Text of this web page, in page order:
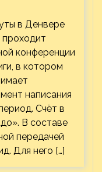
в Денвере
конференции
в котором
написания
Счёт в
В составе
передачей
Для него […]